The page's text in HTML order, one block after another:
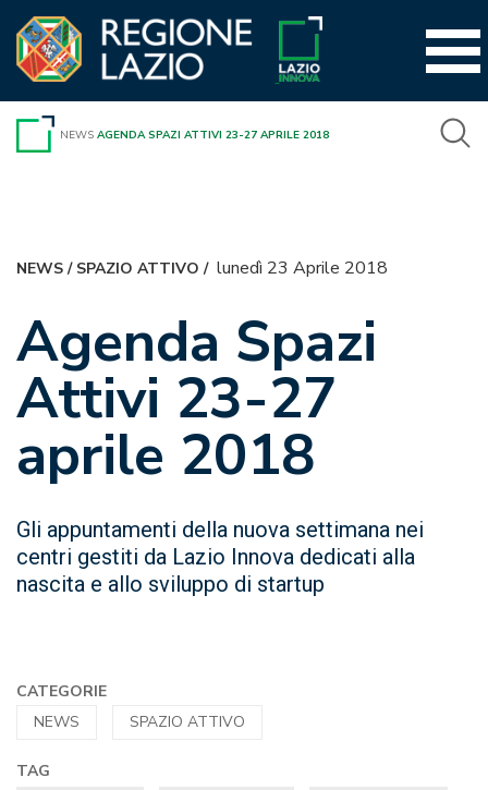
contenuto
NEWS AGENDA SPAZI ATTIVI 23-27 APRILE 2018
NEWS/ SPAZIO ATTIVO / lunedì 23 Aprile 2018
Agenda Spazi
Attivi 23-27
aprile 2018
Gli appuntamenti della nuova settimana nei
centri gestiti da Lazio Innova dedicati alla
nascita e allo sviluppo di startup
CATEGORIE
NEWS
SPAZIO ATTIVO
TAG